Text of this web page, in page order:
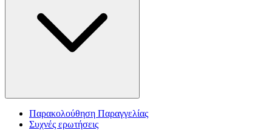
Παρακολούθηση Παραγγελίας
Συχνές ερωτήσεις